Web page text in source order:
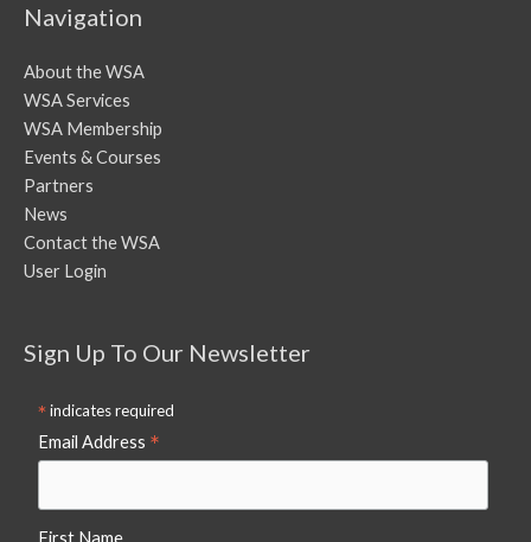
Navigation
About the WSA
WSA Services
WSA Membership
Events & Courses
Partners
News
Contact the WSA
User Login
Sign Up To Our Newsletter
*indicates required
Email Address *
First Name